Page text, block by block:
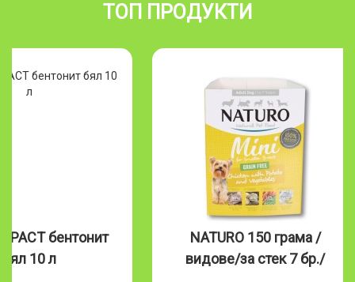
ТОП ПРОДУКТИ
бентонит
бял 10 л
NATURO 150 грама /
видове/за стек 7 бр./